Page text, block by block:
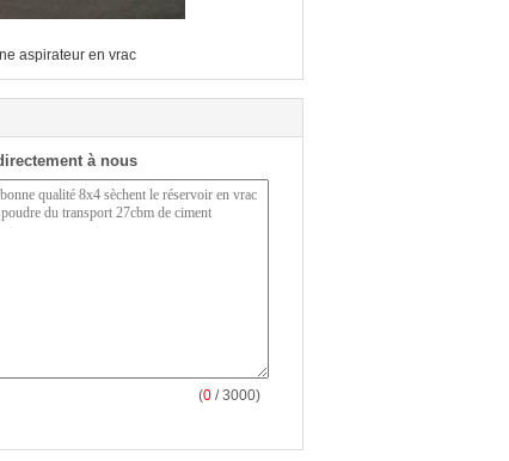
aspirateur en vrac
à nous
(0 / 3000)